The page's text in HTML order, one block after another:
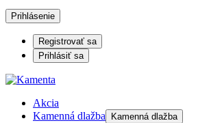
Prihlásenie
Registrovať sa
Prihlásiť sa
Akcia
Kamenná dlažba
Kamenná dlažba